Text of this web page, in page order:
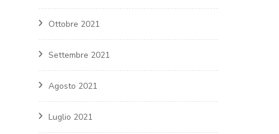
Ottobre 2021
Settembre 2021
Agosto 2021
Luglio 2021